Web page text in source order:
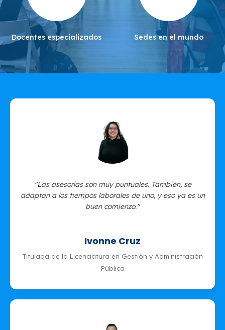
Docentes especializados Sedes en el mundo
"Las asesorías son muy puntuales. También, se
adaptan a los tiempos laborales de uno, y eso ya es un
buen comienzo."
Ivonne Cruz
Titulada de la Licenciatura en Gestión y Administración
Pública